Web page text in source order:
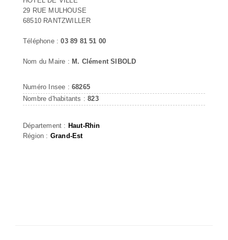
29 RUE MULHOUSE
68510 RANTZWILLER
Téléphone :03 89 81 51 00
Nom du Maire : M. Clément SIBOLD
Numéro Insee : 68265
Nombre d'habitants :823
Département : Haut-Rhin
Région : Grand-Est